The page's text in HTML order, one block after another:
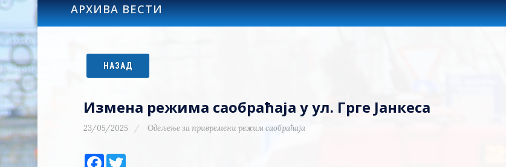
АРХИВА ВЕСТИ
НАЗАД
Измена режима саобраћаја у ул. Грге Јанкеса
23/05/2025 Одељење за привремени режим саобраћаја
Facebook